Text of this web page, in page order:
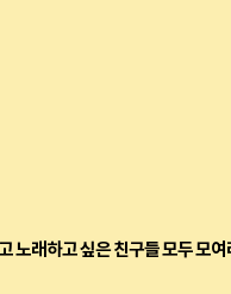
노래하고 싶은 친구들 모두 모여